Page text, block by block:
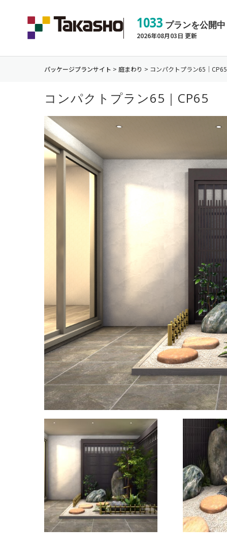
1033 プランを公開中
2026年08月03日 更新
パッケージプランサイト > 庭まわり > コンパクトプラン65｜CP65
コンパクトプラン65｜CP65